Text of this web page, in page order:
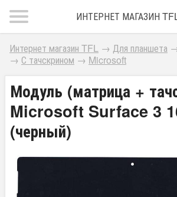
ИНТЕРНЕТ МАГАЗИН
Интернет магазин TFL → Для планшета
→ С тачскрином → Microsoft
Модуль (матрица +
Microsoft Surface 3
(черный)